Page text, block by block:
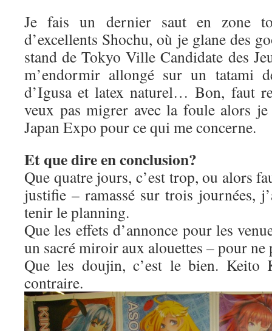
Je fais un dernier saut en zone
d’excellents Shochu, où je glane des
stand de Tokyo Ville Candidate des
m’endormir allongé sur un tatami
d’Igusa et latex naturel… Bon, faut
veux pas migrer avec la foule alors
Japan Expo pour ce qui me concerne.
Et que dire en conclusion?
Que quatre jours, c’est trop, ou alors
justifie – ramassé sur trois journées,
tenir le planning.
Que les effets d’annonce pour les
un sacré miroir aux alouettes – pour ne
Que les doujin, c’est le bien. Keito
contraire.